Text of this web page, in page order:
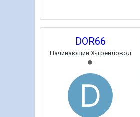
DOR66
Начинающий Х-трейловод